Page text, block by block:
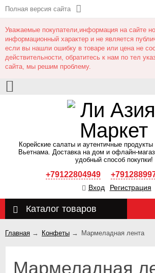
Полная версия сайта
Уважаемые покупатели,информация на сайте
информационный характер и не является
если вы нашли ошибку в товаре или цена не
действительности, обратитесь к нам по тел
сайта, мы решим проблему.
Корейские салаты и аутентичные
Вьетнама. Доставка на дом и
удобный способ покупки!
+79122804949
Вход Регистрация
Каталог товаров
Главная → Конфеты → Мармеладная лента
Мармеладная